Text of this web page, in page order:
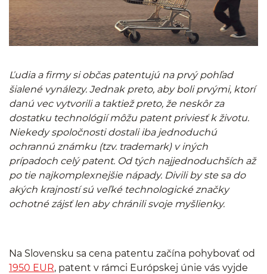
Ľudia a firmy si občas patentujú na prvý pohľad
šialené vynálezy. Jednak preto, aby boli prvými, ktorí
danú vec vytvorili a taktiež preto, že neskôr za
dostatku technológií môžu patent priviesť k životu.
Niekedy spoločnosti dostali iba jednoduchú
ochrannú známku (tzv. trademark) v iných
prípadoch celý patent. Od tých najjednoduchších až
po tie najkomplexnejšie nápady. Divili by ste sa do
akých krajností sú veľké technologické značky
ochotné zájsť len aby chránili svoje myšlienky.
Na Slovensku sa cena patentu začína pohybovať od
1950 EUR, patent v rámci Európskej únie vás vyjde